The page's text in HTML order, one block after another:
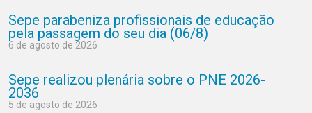
Sepe parabeniza profissionais de educação
pela passagem do seu dia (06/8)
6 de agosto de 2026
Sepe realizou plenária sobre o PNE 2026-
2036
5 de agosto de 2026